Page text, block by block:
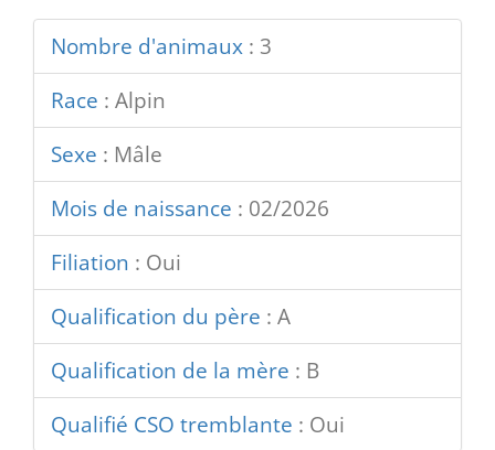
Nombre d'animaux : 3
Race : Alpin
Sexe : Mâle
Mois de naissance : 02/2026
Filiation : Oui
Qualification du père : A
Qualification de la mère : B
Qualifié CSO tremblante : Oui